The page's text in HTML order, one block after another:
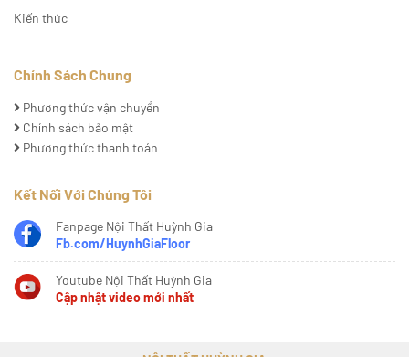
Kiến thức
Chính Sách Chung
Phương thức vận chuyển
Chính sách bảo mật
Phương thức thanh toán
Kết Nối Với Chúng Tôi
Fanpage Nội Thất Huỳnh Gia
Fb.com/HuynhGiaFloor
Youtube Nội Thất Huỳnh Gia
Cập nhật video mới nhất